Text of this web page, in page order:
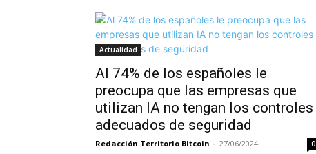
Actualidad
Al 74% de los españoles le
preocupa que las empresas que
utilizan IA no tengan los controles
adecuados de seguridad
Redacción Territorio Bitcoin - 27/06/2024 0